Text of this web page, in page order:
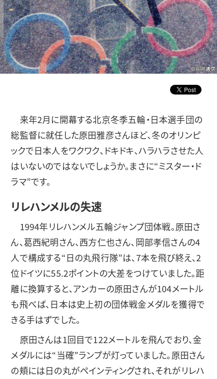
来年2月に開幕する北京冬季五輪・日本選手団の
総監督に就任した原田雅彦さんほど、冬のオリンピ
ックで日本人をワクワク、ドキドキ、ハラハラさせた人
はいないのではないでしょうか。まさに“ミスター・ド
ラマ”です。
リレハンメルの失速
1994年リレハンメル五輪ジャンプ団体戦。原田さ
ん、葛西紀明さん、西方仁也さん、岡部孝信さんの4
人で構成する“日の丸飛行隊”は、7本を飛び終え、2
位ドイツに55.2ポイントの大差をつけていました。距
離に換算すると、アンカーの原田さんが104メートル
も飛べば、日本は史上初の団体戦金メダルを獲得で
きる手はずでした。
原田さんは1回目で122メートルを飛んでおり、金
メダルには“当確”ランプが灯っていました。原田さん
の頬には日の丸がペインティングされ、それがリレハ